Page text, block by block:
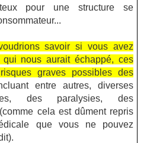
pour une structure se
savoir si vous avez
nous aurait échappé, ces
graves possibles des
entre autres, diverses
des paralysies, des
cela est dûment repris
que vous ne pouvez